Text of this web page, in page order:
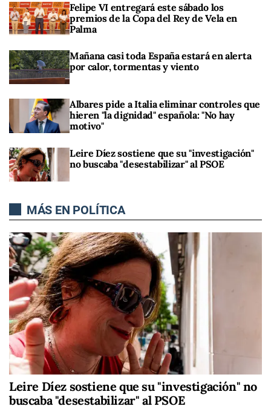
Felipe VI entregará este sábado los
premios de la Copa del Rey de Vela en
Palma
Mañana casi toda España estará en alerta
por calor, tormentas y viento
Albares pide a Italia eliminar controles que
hieren "la dignidad" española: "No hay
motivo"
Leire Díez sostiene que su "investigación"
no buscaba "desestabilizar" al PSOE
MÁS EN POLÍTICA
Leire Díez sostiene que su "investigación" no
buscaba "desestabilizar" al PSOE